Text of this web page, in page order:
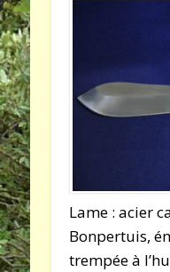
Lame : acier
Bonpertuis,
trempée à